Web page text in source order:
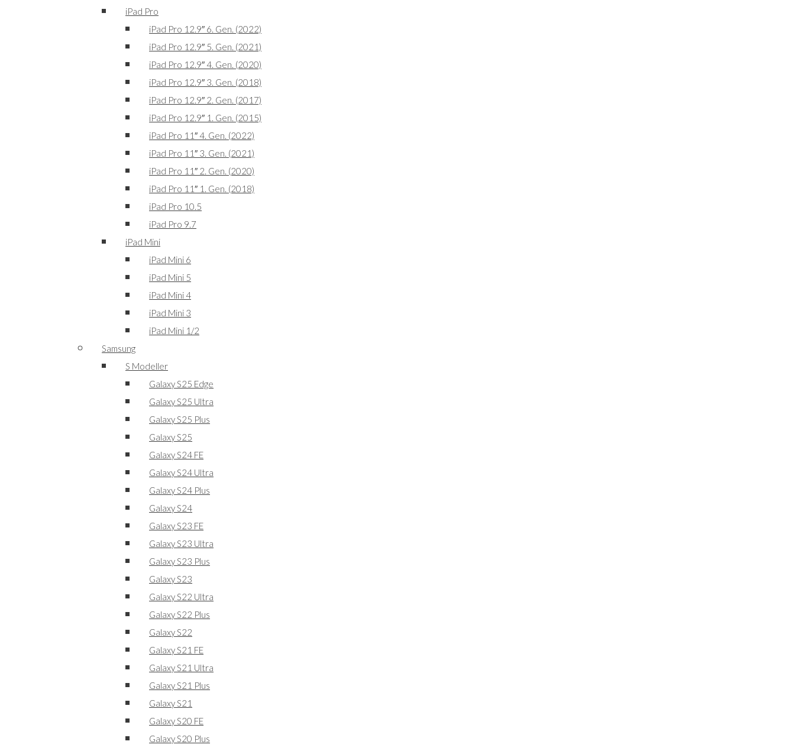
iPad Pro
iPad Pro 12.9″ 6. Gen. (2022)
iPad Pro 12.9″ 5. Gen. (2021)
iPad Pro 12.9″ 4. Gen. (2020)
iPad Pro 12.9″ 3. Gen. (2018)
iPad Pro 12.9″ 2. Gen. (2017)
iPad Pro 12.9″ 1. Gen. (2015)
iPad Pro 11″ 4. Gen. (2022)
iPad Pro 11″ 3. Gen. (2021)
iPad Pro 11″ 2. Gen. (2020)
iPad Pro 11″ 1. Gen. (2018)
iPad Pro 10.5
iPad Pro 9.7
iPad Mini
iPad Mini 6
iPad Mini 5
iPad Mini 4
iPad Mini 3
iPad Mini 1/2
Samsung
S Modeller
Galaxy S25 Edge
Galaxy S25 Ultra
Galaxy S25 Plus
Galaxy S25
Galaxy S24 FE
Galaxy S24 Ultra
Galaxy S24 Plus
Galaxy S24
Galaxy S23 FE
Galaxy S23 Ultra
Galaxy S23 Plus
Galaxy S23
Galaxy S22 Ultra
Galaxy S22 Plus
Galaxy S22
Galaxy S21 FE
Galaxy S21 Ultra
Galaxy S21 Plus
Galaxy S21
Galaxy S20 FE
Galaxy S20 Plus